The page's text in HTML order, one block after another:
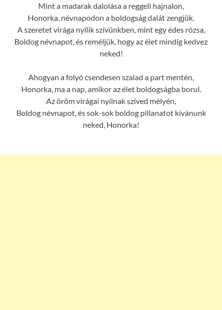
Mint a madarak dalolása a reggeli hajnalon,
Honorka, névnapodon a boldogság dalát zengjük.
A szeretet virága nyílik szívünkben, mint egy édes rózsa,
Boldog névnapot, és reméljük, hogy az élet mindig kedvez
neked!
Ahogyan a folyó csendesen szalad a part mentén,
Honorka, ma a nap, amikor az élet boldogságba borul.
Az öröm virágai nyílnak szíved mélyén,
Boldog névnapot, és sok-sok boldog pillanatot kívánunk
neked, Honorka!